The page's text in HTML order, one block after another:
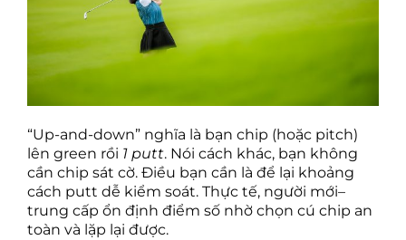
“Up-and-down” nghĩa là bạn chip (hoặc pitch)
lên green rồi 1 putt. Nói cách khác, bạn không
cần chip sát cờ. Điều bạn cần là để lại khoảng
cách putt dễ kiểm soát. Thực tế, người mới–
trung cấp ổn định điểm số nhờ chọn cú chip an
toàn và lặp lại được.